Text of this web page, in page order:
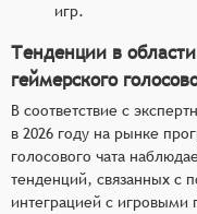
игр.
Тенденции в
геймерского
В соответствие с
в 2026 году на рынке
голосового чата
тенденций, связанных с
интеграцией с игровыми